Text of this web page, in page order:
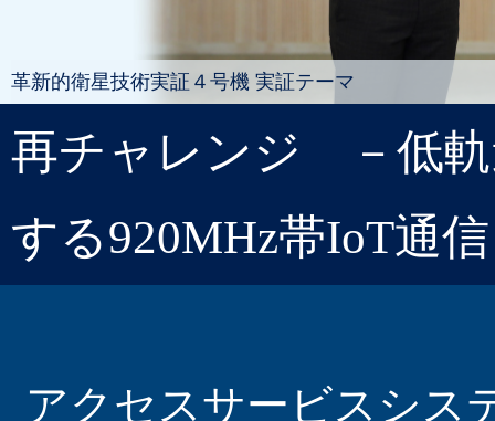
革新的衛星技術実証４号機 実証テーマ
再チャレンジ －低軌
する920MHz帯IoT通信
アクセスサービスシ